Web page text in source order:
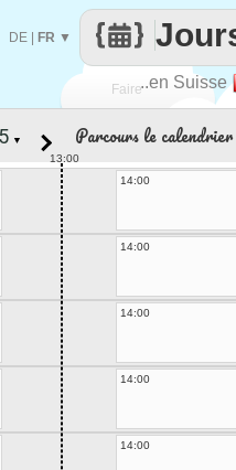
Faire..en Suisse
DE FR ▼
▼ Parcours le
13:00
14:00
14:00
14:00
14:00
14:00